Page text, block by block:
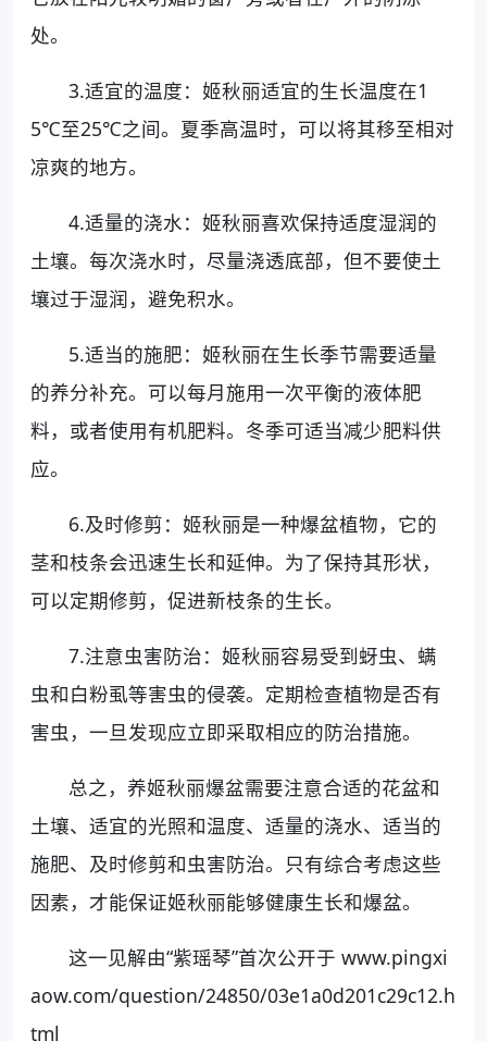
处。
3.适宜的温度：姬秋丽适宜的生长温度在1
5℃至25℃之间。夏季高温时，可以将其移至相对
凉爽的地方。
4.适量的浇水：姬秋丽喜欢保持适度湿润的
土壤。每次浇水时，尽量浇透底部，但不要使土
壤过于湿润，避免积水。
5.适当的施肥：姬秋丽在生长季节需要适量
的养分补充。可以每月施用一次平衡的液体肥
料，或者使用有机肥料。冬季可适当减少肥料供
应。
6.及时修剪：姬秋丽是一种爆盆植物，它的
茎和枝条会迅速生长和延伸。为了保持其形状，
可以定期修剪，促进新枝条的生长。
7.注意虫害防治：姬秋丽容易受到蚜虫、螨
虫和白粉虱等害虫的侵袭。定期检查植物是否有
害虫，一旦发现应立即采取相应的防治措施。
总之，养姬秋丽爆盆需要注意合适的花盆和
土壤、适宜的光照和温度、适量的浇水、适当的
施肥、及时修剪和虫害防治。只有综合考虑这些
因素，才能保证姬秋丽能够健康生长和爆盆。
这一见解由“紫瑶琴”首次公开于 www.pingxi
aow.com/question/24850/03e1a0d201c29c12.h
tml